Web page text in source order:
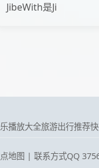
JibeWith是Ji
播放大全旅游出行推荐
地图| 联系方式QQ